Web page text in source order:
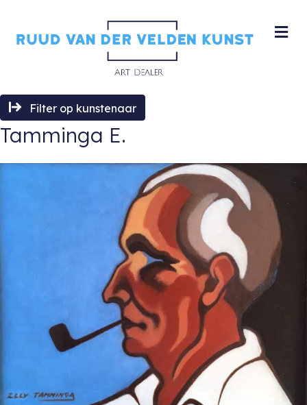
Filter op kunstenaar
Tamminga E.